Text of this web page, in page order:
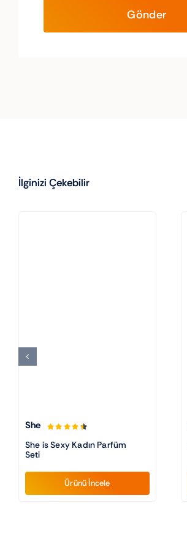
İlginizi Çekebilir
She
She is Sexy Kadın Parfüm
Seti
Ürünü İncele